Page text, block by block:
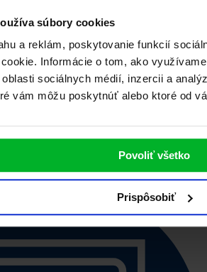
súbory cookies
a reklám, poskytovanie funkcií
Informácie o tom, ako
sociálnych médií, inzercii a
vám môžu poskytnúť alebo ktoré od
Povoliť všetko
Prispôsobiť